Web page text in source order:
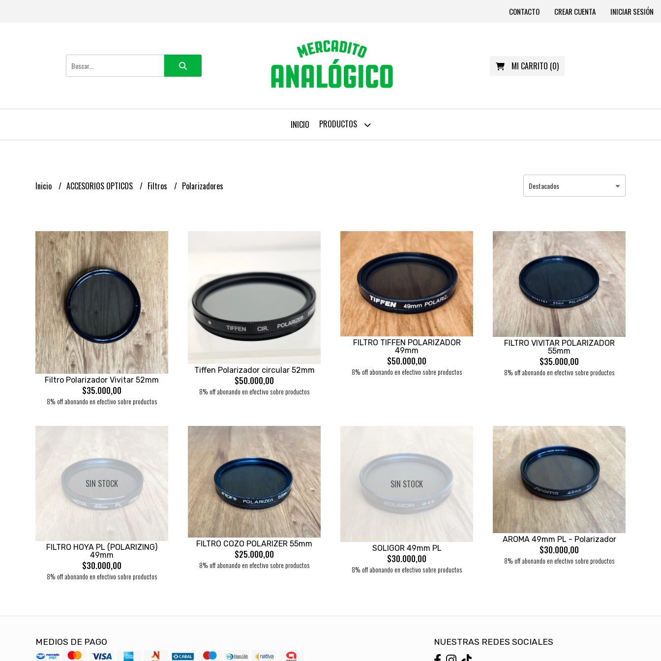
CONTACTO CREAR CUENTA INICIAR SESIÓN
MI CARRITO (0)
INICIO PRODUCTOS
Inicio ACCESORIOS OPTICOS Filtros Polarizadores
Filtro Polarizador Vivitar 52mm
$35.000,00
8% off abonando en efectivo sobre productos
Tiffen Polarizador circular 52mm
$50.000,00
8% off abonando en efectivo sobre productos
FILTRO TIFFEN POLARIZADOR
49mm
$50.000,00
8% off abonando en efectivo sobre productos
FILTRO VIVITAR POLARIZADOR
55mm
$35.000,00
8% off abonando en efectivo sobre productos
SIN STOCK
FILTRO HOYA PL (POLARIZING)
49mm
$30.000,00
8% off abonando en efectivo sobre productos
FILTRO COZO POLARIZER 55mm
$25.000,00
8% off abonando en efectivo sobre productos
SIN STOCK
SOLIGOR 49mm PL
$30.000,00
8% off abonando en efectivo sobre productos
AROMA 49mm PL - Polarizador
$30.000,00
8% off abonando en efectivo sobre productos
MEDIOS DE PAGO NUESTRAS REDES SOCIALES